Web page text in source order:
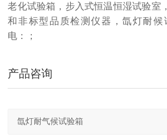
老化试验箱，步入式恒温恒湿试验室
和非标型品质检测仪器，氙灯耐候
电：；
产品咨询